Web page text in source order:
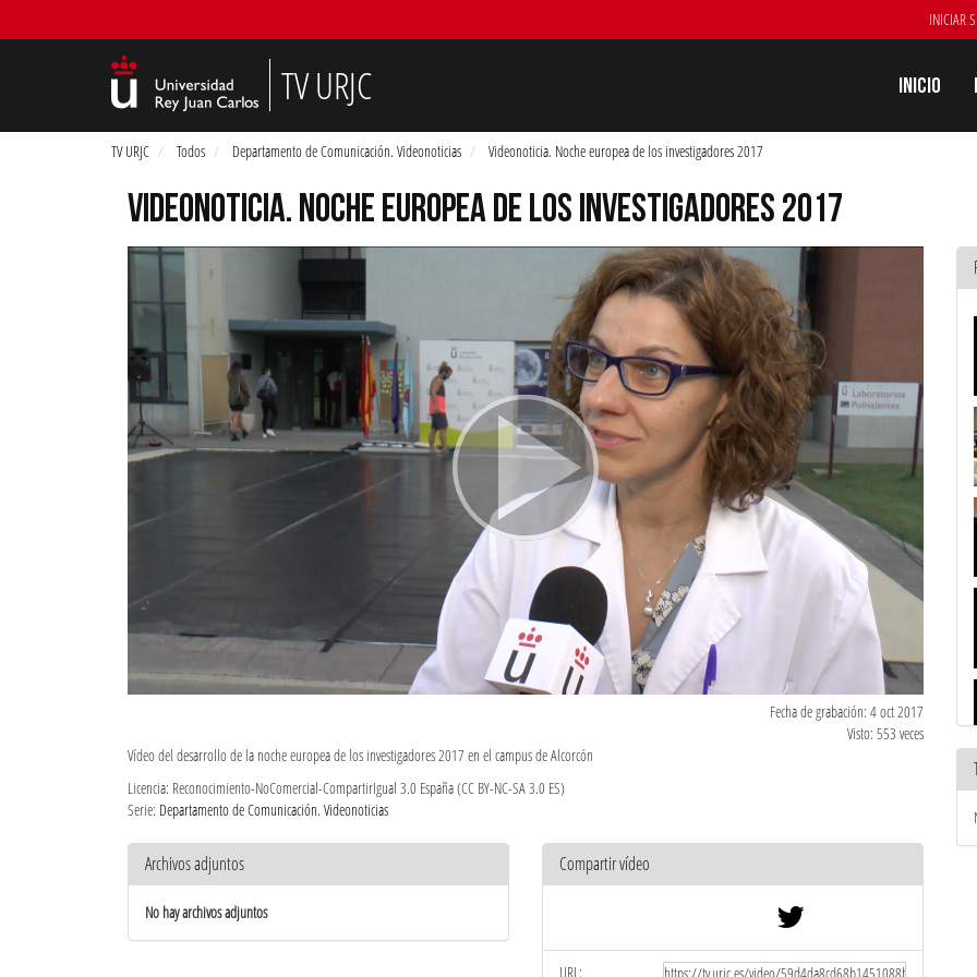
INICIAR
TV URJC Inicio
TV URJC Todos Departamento de Comunicación. Videonoticias Videonoticia. Noche europea de los investigadores 2017
VIDEONOTICIA. NOCHE EUROPEA DE LOS INVESTIGADORES 2017
Fecha de grabación: 4 oct 2017
Visto: 553 veces
Vídeo del desarrollo de la noche europea de los investigadores 2017 en el campus de Alcorcón
Licencia: Reconocimiento-NoComercial-CompartirIgual 3.0 España (CC BY-NC-SA 3.0 ES)
Serie: Departamento de Comunicación. Videonoticias
Archivos adjuntos
No hay archivos adjuntos
Compartir vídeo
URL: